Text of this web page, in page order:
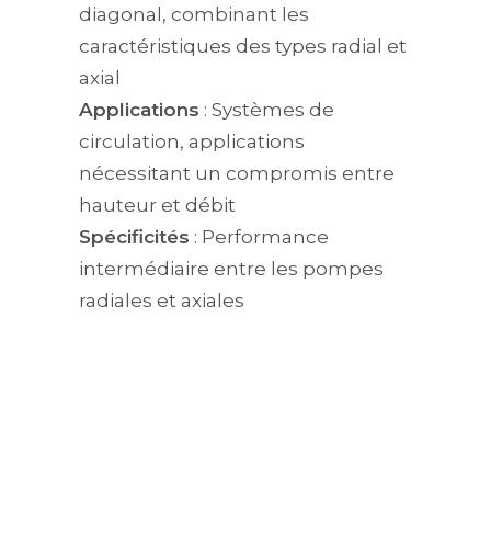
diagonal, combinant les
caractéristiques des types radial et
axial
Applications : Systèmes de
circulation, applications
nécessitant un compromis entre
hauteur et débit
Spécificités : Performance
intermédiaire entre les pompes
radiales et axiales